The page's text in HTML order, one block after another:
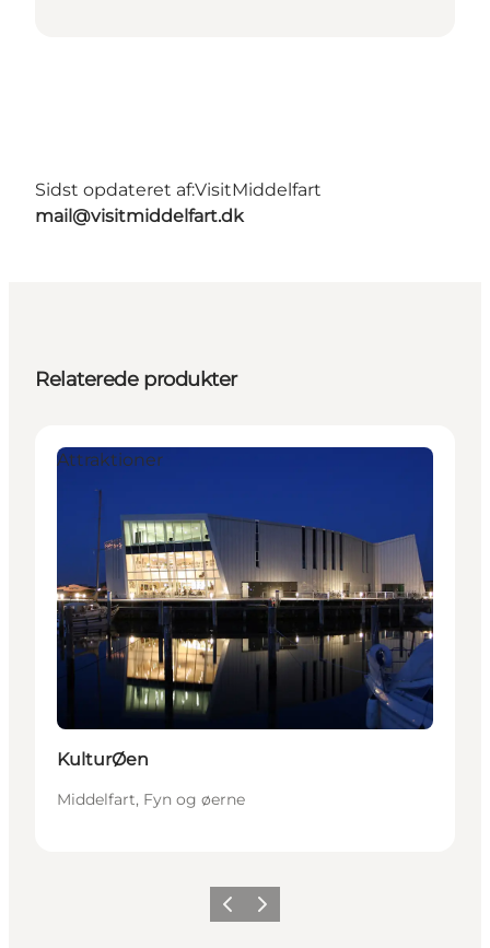
Sidst opdateret af:VisitMiddelfart
mail@visitmiddelfart.dk
Relaterede produkter
Attraktioner
KulturØen
Middelfart, Fyn og øerne
ForrigeNæste